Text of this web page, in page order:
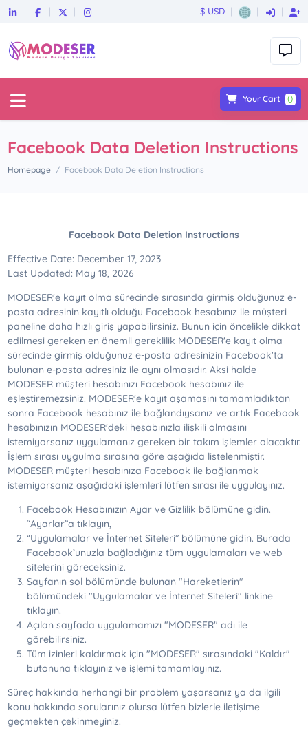
$ USD
Your Cart 0
Facebook Data Deletion Instructions
Homepage Facebook Data Deletion Instructions
Facebook Data Deletion Instructions
Effective Date: December 17, 2023
Last Updated: May 18, 2026
MODESER'e kayıt olma sürecinde sırasında girmiş olduğunuz e-
posta adresinin kayıtlı olduğu Facebook hesabınız ile müşteri
paneline daha hızlı giriş yapabilirsiniz. Bunun için öncelikle dikkat
edilmesi gereken en önemli gereklilik MODESER'e kayıt olma
sürecinde girmiş olduğunuz e-posta adresinizin Facebook'ta
bulunan e-posta adresiniz ile aynı olmasıdır. Aksi halde
MODESER müşteri hesabınızı Facebook hesabınız ile
eşleştiremezsiniz. MODESER'e kayıt aşamasını tamamladıktan
sonra Facebook hesabınız ile bağlandıysanız ve artık Facebook
hesabınızın MODESER'deki hesabınızla ilişkili olmasını
istemiyorsanız uygulamanız gereken bir takım işlemler olacaktır.
İşlem sırası uygulma sırasına göre aşağıda listelenmiştir.
MODESER müşteri hesabınıza Facebook ile bağlanmak
istemiyorsanız aşağıdaki işlemleri lütfen sırası ile uygulayınız.
Facebook Hesabınızın Ayar ve Gizlilik bölümüne gidin.
“Ayarlar”a tıklayın,
“Uygulamalar ve İnternet Siteleri” bölümüne gidin. Burada
Facebook’unuzla bağladığınız tüm uygulamaları ve web
sitelerini göreceksiniz.
Sayfanın sol bölümünde bulunan "Hareketlerin"
bölümündeki "Uygulamalar ve İnternet Siteleri" linkine
tıklayın.
Açılan sayfada uygulamamızı "MODESER" adı ile
görebilirsiniz.
Tüm izinleri kaldırmak için "MODESER" sırasındaki "Kaldır"
butonuna tıklayınız ve işlemi tamamlayınız.
Süreç hakkında herhangi bir problem yaşarsanız ya da ilgili
konu hakkında sorularınız olursa lütfen bizlerle iletişime
geçmekten çekinmeyiniz.